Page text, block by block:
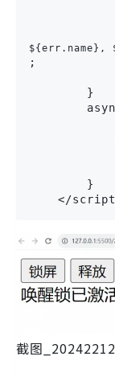
${err.name},
;
        }
        }
</
截图